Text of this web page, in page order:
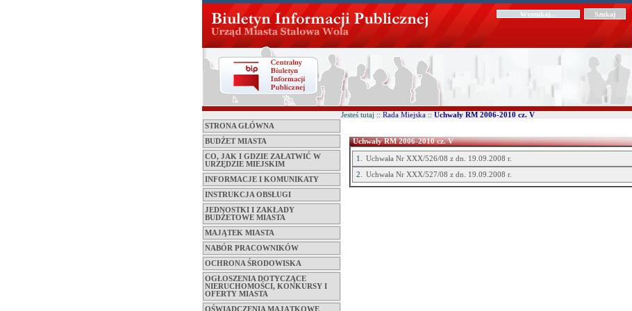
STRONA GŁÓWNA
BUDŻET MIASTA
CO, JAK I GDZIE ZAŁATWIĆ W
URZĘDZIE MIEJSKIM
INFORMACJE I KOMUNIKATY
INSTRUKCJA OBSŁUGI
JEDNOSTKI I ZAKŁADY
BUDŻETOWE MIASTA
MAJĄTEK MIASTA
NABÓR PRACOWNIKÓW
OCHRONA ŚRODOWISKA
OGŁOSZENIA DOTYCZĄCE
NIERUCHOMOŚCI, KONKURSY I
OFERTY MIASTA
OŚWIADCZENIA MAJĄTKOWE
Jesteś tutaj :: Rada Miejska :: Uchwały RM 2006-2010 cz. V
Uchwały RM 2006-2010 cz. V
1. Uchwała Nr XXX/526/08 z dn. 19.09.2008 r.
2. Uchwała Nr XXX/527/08 z dn. 19.09.2008 r.